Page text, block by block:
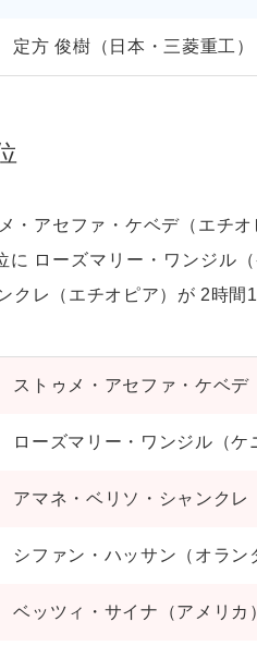
定方 俊樹（日本・三菱重工）
・アセファ・ケベデ（エチ
に ローズマリー・ワンジル
クレ（エチオピア）が 2時間
ストゥメ・アセファ・ケベ
ローズマリー・ワンジル（ケ
アマネ・ベリソ・シャンクレ
シファン・ハッサン（オラン
ベッツィ・サイナ（アメリカ）